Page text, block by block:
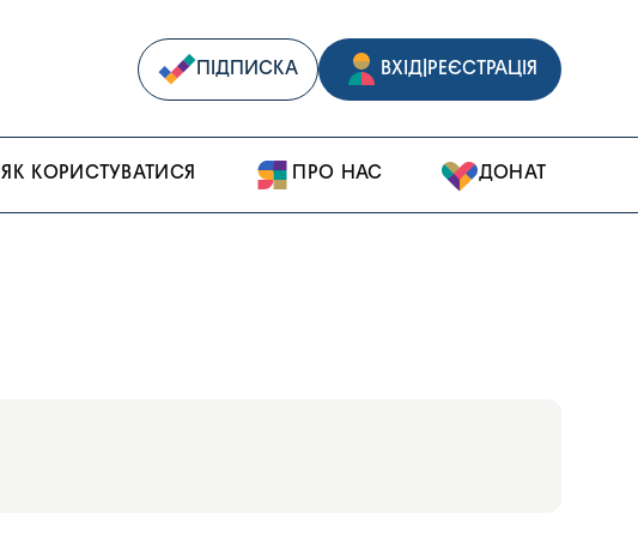
ПІДПИСКА ВХІД РЕЄСТРАЦІЯ
ЯК КОРИСТУВАТИСЯ ПРО НАС ДОНАТ